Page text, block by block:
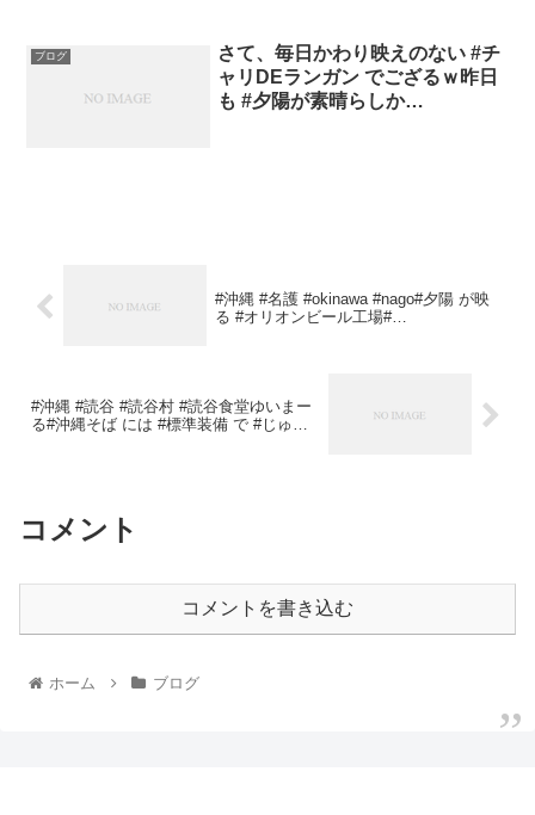
ブログ
さて、毎日かわり映えのない #チ
ャリDEランガン でござるｗ昨日
も #夕陽が素晴らしか…
#沖縄 #名護 #okinawa #nago#夕陽 が映
る #オリオンビール工場#…
#沖縄 #読谷 #読谷村 #読谷食堂ゆいまー
る#沖縄そば には #標準装備 で #じゅ…
コメント
コメントを書き込む
ホーム ブログ